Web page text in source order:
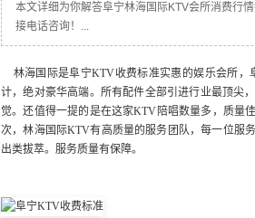
本文详细为你解答阜宁林海国际KTV会所消费行
接电话咨询！...
林海国际是阜宁KTV收费标准实惠的娱乐会所，
计，绝对豪华高端。所有配件全部引进行业最顶尖
觉。还值得一提的是在这家KTV陪唱数量多，质量
次，林海国际KTV有高质量的服务团队，每一位服
出类拔萃。服务质量有保障。